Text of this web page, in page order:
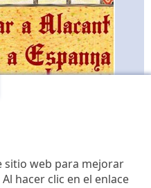
sitio web para mejorar
hacer clic en el enlace